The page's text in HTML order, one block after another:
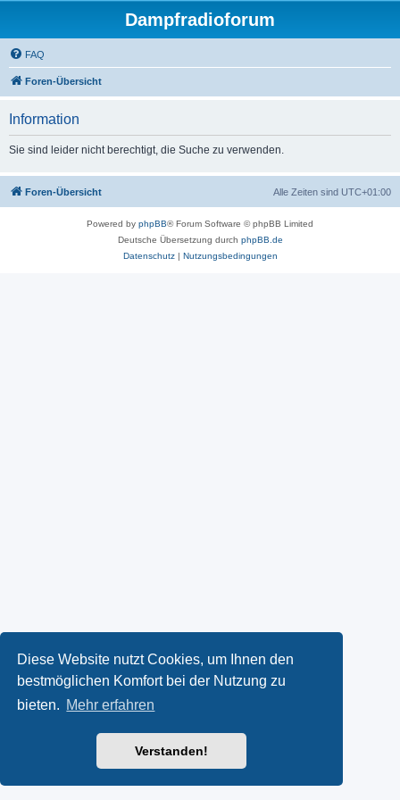
Diese Website nutzt Cookies, um Ihnen den
bestmöglichen Komfort bei der Nutzung zu
bieten. Mehr erfahren
Verstanden!
Dampfradioforum
FAQ
Foren-Übersicht
Information
Sie sind leider nicht berechtigt, die Suche zu verwenden.
Foren-Übersicht Alle Zeiten sind UTC+01:00
Powered by phpBB® Forum Software © phpBB Limited
Deutsche Übersetzung durch phpBB.de
Datenschutz| Nutzungsbedingungen